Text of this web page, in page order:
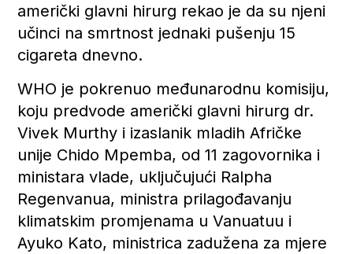
američki glavni hirurg rekao je da su njeni
učinci na smrtnost jednaki pušenju 15
cigareta dnevno.
WHO je pokrenuo međunarodnu komisiju,
koju predvode američki glavni hirurg dr.
Vivek Murthy i izaslanik mladih Afričke
unije Chido Mpemba, od 11 zagovornika i
ministara vlade, uključujući Ralpha
Regenvanua, ministra prilagođavanju
klimatskim promjenama u Vanuatuu i
Ayuko Kato, ministrica zadužena za mjere